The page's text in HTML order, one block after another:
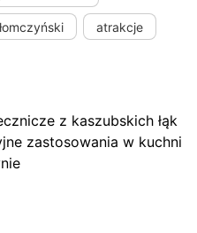
atrakcje
z kaszubskich łąk
zastosowania w kuchni